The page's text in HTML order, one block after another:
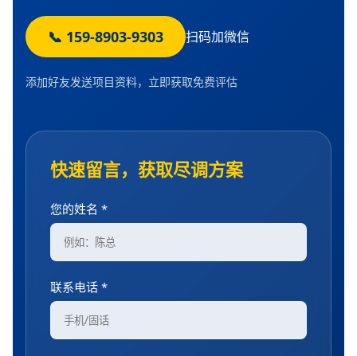
📞 159-8903-9303 扫码加微信
添加好友发送项目资料，立即获取免费评估
快速留言，获取尽调方案
您的姓名 *
联系电话 *